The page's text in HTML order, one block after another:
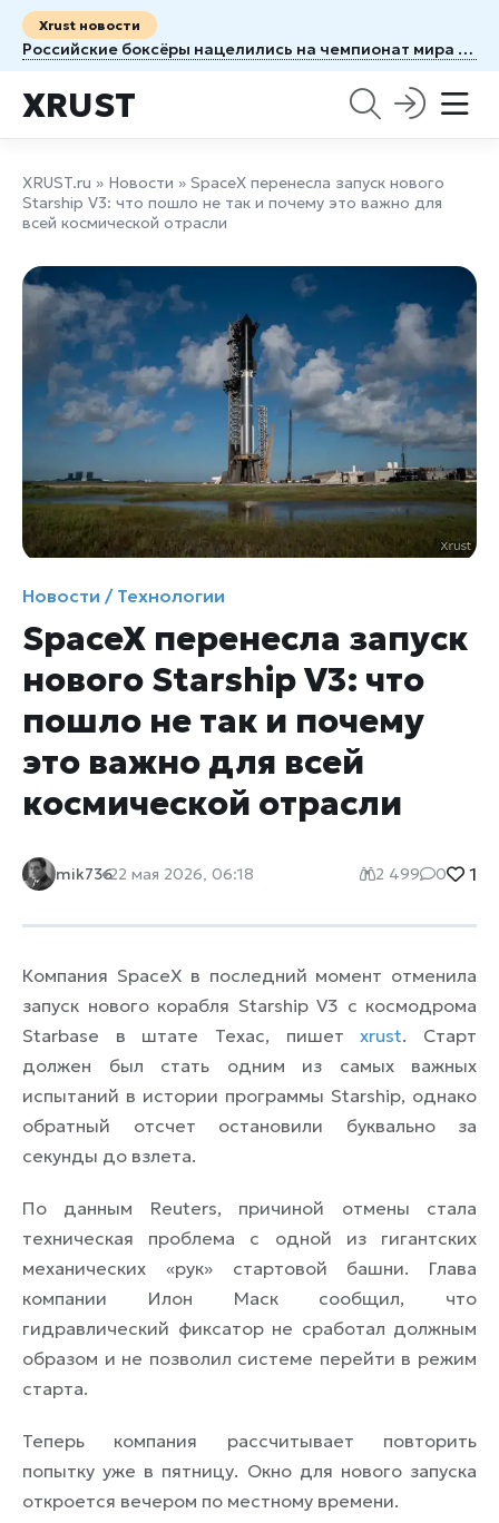
Xrust новости
Российские боксёры нацелились на чемпионат мира в Казахстане
XRUST
XRUST.ru » Новости » SpaceX перенесла запуск нового
Starship V3: что пошло не так и почему это важно для
всей космической отрасли
Новости / Технологии
SpaceX перенесла запуск
нового Starship V3: что
пошло не так и почему
это важно для всей
космической отрасли
mik73622 мая 2026, 06:18 2 499 0 1
Компания SpaceX в последний момент отменила
запуск нового корабля Starship V3 с космодрома
Starbase в штате Техас, пишетxrust. Старт
должен был стать одним из самых важных
испытаний в истории программы Starship, однако
обратный отсчет остановили буквально за
секунды до взлета.
По данным Reuters, причиной отмены стала
техническая проблема с одной из гигантских
механических «рук» стартовой башни. Глава
компании Илон Маск сообщил, что
гидравлический фиксатор не сработал должным
образом и не позволил системе перейти в режим
старта.
Теперь компания рассчитывает повторить
попытку уже в пятницу. Окно для нового запуска
откроется вечером по местному времени.